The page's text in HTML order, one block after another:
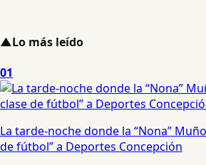
▲Lo más leído
01
La tarde-noche donde la “Nona”
de fútbol” a Deportes Concepción